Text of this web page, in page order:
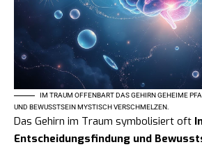
IM TRAUM OFFENBART DAS GEHIRN GEHEIME
UND BEWUSSTSEIN MYSTISCH VERSCHMELZEN.
Das Gehirn im Traum symbolisiert oft
Entscheidungsfindung und